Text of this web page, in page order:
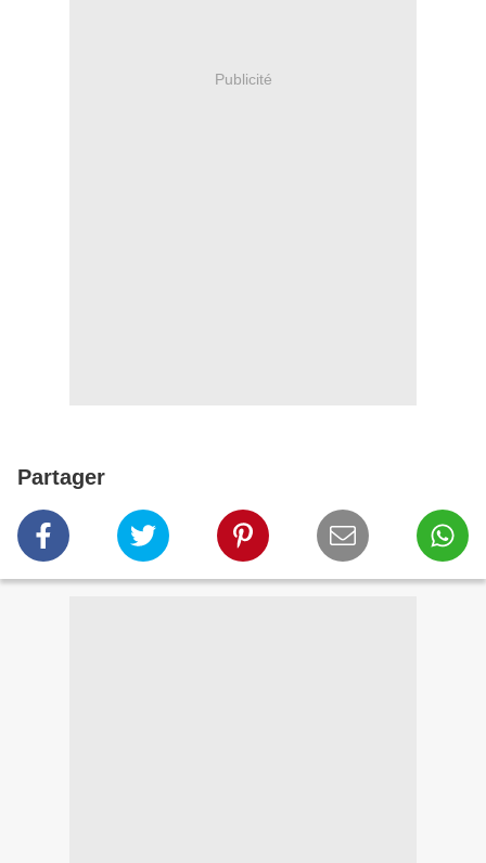
Publicité
Partager